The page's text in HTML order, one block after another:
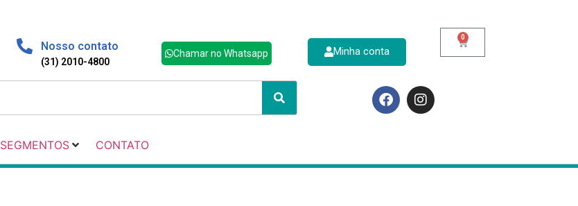
Nosso contato
(31) 2010-4800
Chamar no Whatsapp Minha conta
0
SEGMENTOS CONTATO